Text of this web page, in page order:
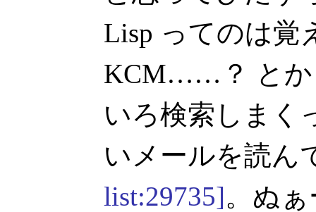
Lisp ってのは覚
KCM……？ と
いろ検索しまく
いメールを読ん
list:29735]。ぬ